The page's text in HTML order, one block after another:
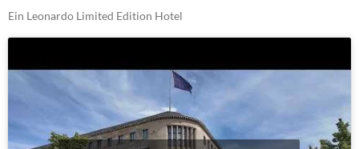
Ein Leonardo Limited Edition Hotel